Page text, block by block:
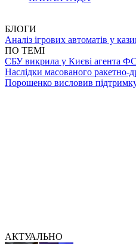
БЛОГИ
Аналіз ігрових автоматів у
ПО ТЕМІ
СБУ викрила у Києві агента
Наслідки масованого ракетно-
Порошенко висловив
АКТУАЛЬНО